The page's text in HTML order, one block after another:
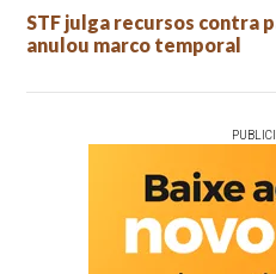
STF julga recursos contra
anulou marco temporal